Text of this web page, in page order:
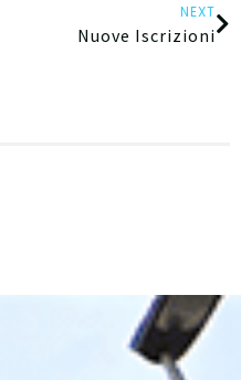
NEXT
Nuove Iscrizioni